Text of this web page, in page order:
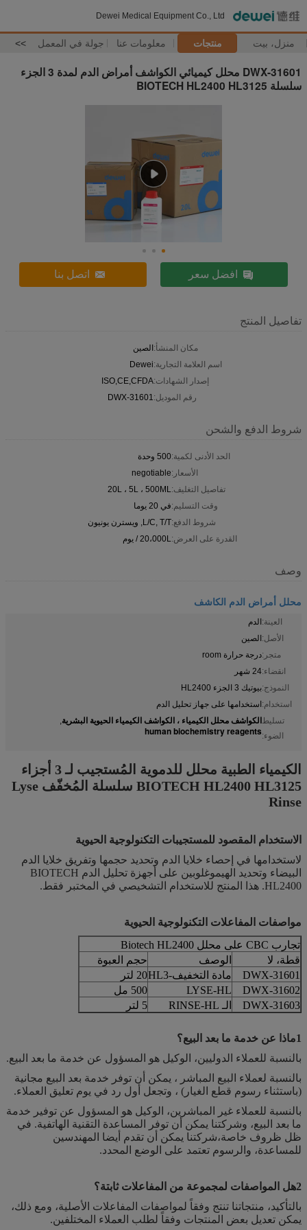
Dewei Medical Equipment Co., Ltd
منزل، بيت منتجات معلومات عنا جولة في المعمل >>
DWX-31601 محلل كيميائي الكواشف أمراض الدم لمدة 3 الجزء
سلسلة BIOTECH HL2400 HL3125
افضل سعر اتصل بنا
تفاصيل المنتج
مكان المنشأ:الصين
اسم العلامة التجارية:Dewei
إصدار الشهادات:ISO,CE,CFDA
رقم الموديل:DWX-31601
شروط الدفع والشحن
الحد الأدنى لكمية:500 وحدة
الأسعار:negotiable
تفاصيل التغليف:20L ، 5L ، 500ML
وقت التسليم:في 20 يوما
شروط الدفع:L/C, T/T, ويسترن يونيون
القدرة على العرض:20،000L / يوم
وصف
محلل أمراض الدم الكاشف
العينة:الدم
الأصل:الصين
متجر:درجة حرارة room
انقضاء:24 شهر
النموذج:بيوتيك 3 الجزء HL2400
استخدام:استخدامها على جهاز تحليل الدم
تسليط
الضوء:
الكواشف محلل الكيمياء ، الكواشف الكيمياء الحيوية البشرية,
human biochemistry reagents
الكيمياء الطبية
محلل للدموية المُستجيب لـ 3 أجزاء
BIOTECH HL2400 HL3125 سلسلة المُخفّف Lyse
Rinse
الاستخدام المقصود للمستجيبات التكنولوجية الحيوية
لاستخدامها في إحصاء خلايا الدم وتحديد حجمها وتفريق خلايا الدم
البيضاء وتحديد الهيموغلوبين على أجهزة تحليل الدم BIOTECH
HL2400. هذا المنتج للاستخدام التشخيصي في المختبر فقط.
مواصفات المفاعلات التكنولوجية الحيوية
تجارب CBC على محلل Biotech HL2400
قطة، لا
الوصف
حجم العبوة
DWX-31601
مادة التخفيف-HL3
20 لتر
DWX-31602
LYSE-HL
500 مل
DWX-31603
الـ RINSE-HL 5 لتر
1ماذا عن خدمة ما بعد البيع؟
بالنسبة للعملاء الدوليين، الوكيل هو المسؤول عن خدمة ما بعد البيع.
بالنسبة لعملاء البيع المباشر ، يمكن أن توفر خدمة بعد البيع مجانية
(باستثناء رسوم قطع الغيار) ، وتجعل أول رد في يوم تعليق العملاء.
بالنسبة للعملاء غير المباشرين، الوكيل هو المسؤول عن توفير خدمة
ما بعد البيع، وشركتنا يمكن أن توفر المساعدة التقنية الهاتفية. في
ظل ظروف خاصة،شركتنا يمكن أن تقدم أيضا المهندسين
للمساعدة، والرسوم تعتمد على الوضع المحدد.
2هل المواصفات لمجموعة من المفاعلات ثابتة؟
بالتأكيد، منتجاتنا تنتج وفقاً لمواصفات المفاعلات الأصلية، ومع ذلك،
يمكن تعديل بعض المنتجات وفقاً لطلب العملاء المختلفين.